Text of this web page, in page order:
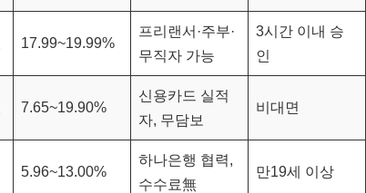
17.99~19.99%
프리랜서·주부·
무직자 가능
3시간 이내 승
인
7.65~19.90%
신용카드 실적
자, 무담보
비대면
5.96~13.00%
하나은행 협력,
수수료無
만19세 이상